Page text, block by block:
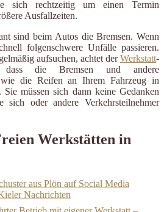
sich rechtzeitig um einen Termin
Ausfallzeiten.
sind beim Autos die Bremsen. Wenn
folgenschwere Unfälle passieren.
aufsuchen, achtet derWerkstatt-
dass die Bremsen und andere
wie die Reifen an Ihrem Fahrzeug in
müssen sich dann keine Gedanken
sich oder andere Verkehrsteilnehmer
Werkstätten in
aus Plön auf Social Media
Nachrichten